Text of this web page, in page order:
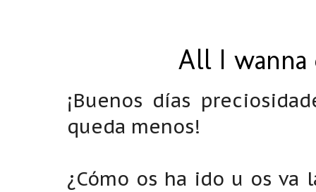
All I
¡Buenos días
queda menos!
¿Cómo os ha ido u os va